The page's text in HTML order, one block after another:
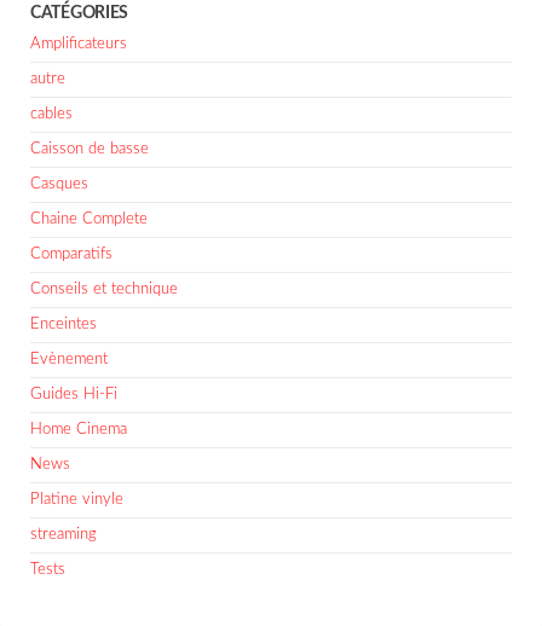
CATÉGORIES
Amplificateurs
autre
cables
Caisson de basse
Casques
Chaine Complete
Comparatifs
Conseils et technique
Enceintes
Evènement
Guides Hi-Fi
Home Cinema
News
Platine vinyle
streaming
Tests